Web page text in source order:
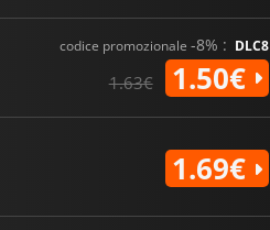
codice promozionale -8% : DLC8
1.63€ 1.50€
1.69€